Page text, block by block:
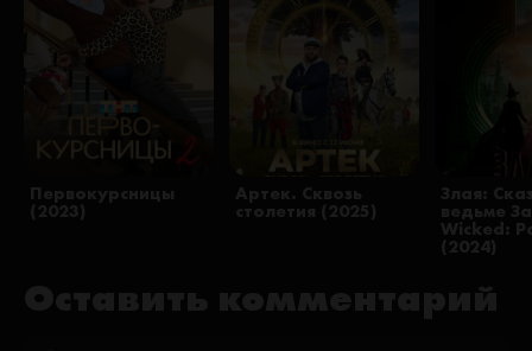
Первокурсницы
(2023)
Артек. Сквозь
столетия (2025)
Злая:
ведьме
Wicked:
(2024)